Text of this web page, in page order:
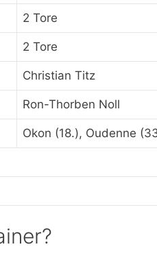
2 Tore
2 Tore
Christian Titz
Ron-Thorben Noll
Okon (18.), Oudenne